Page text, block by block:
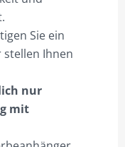
Sie ein
stellen Ihnen
nur
mit